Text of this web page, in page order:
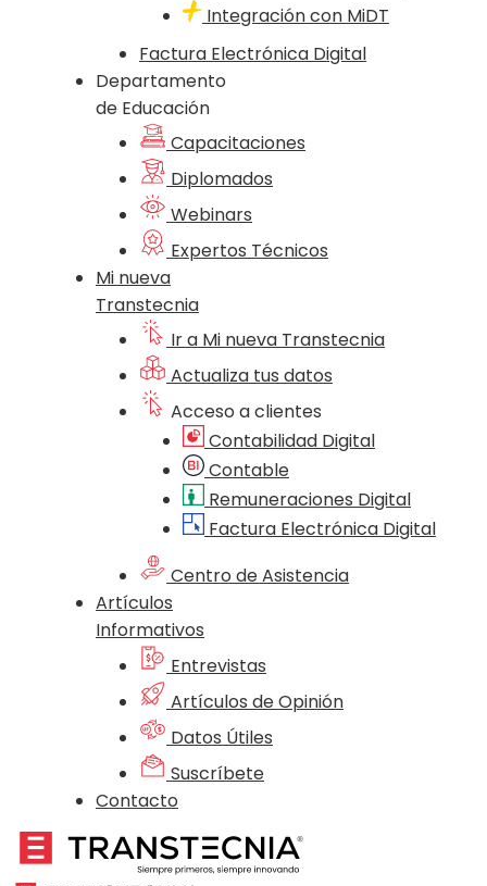
Integración con MiDT
Factura Electrónica Digital
Departamento
de Educación
Capacitaciones
Diplomados
Webinars
Expertos Técnicos
Mi nueva
Transtecnia
Ir a Mi nueva Transtecnia
Actualiza tus datos
Acceso a clientes
Contabilidad Digital
Contable
Remuneraciones Digital
Factura Electrónica Digital
Centro de Asistencia
Artículos
Informativos
Entrevistas
Artículos de Opinión
Datos Útiles
Suscríbete
Contacto